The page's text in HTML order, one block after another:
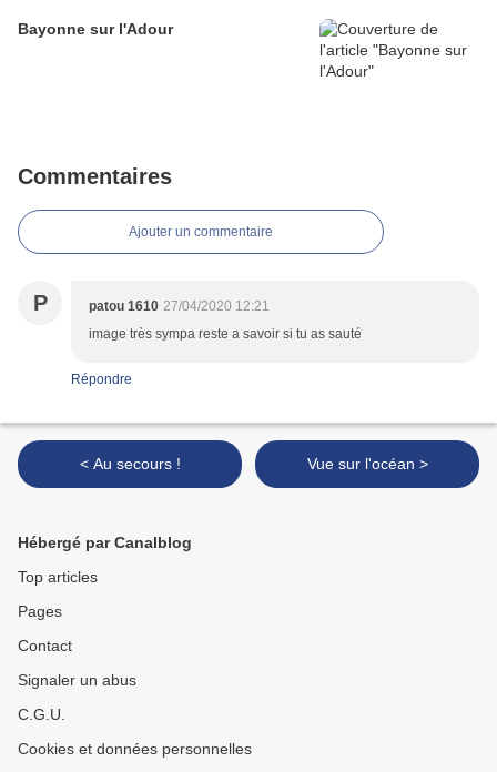
Bayonne sur l'Adour
Commentaires
Ajouter un commentaire
P patou 1610 27/04/2020 12:21
image très sympa reste a savoir si tu as sauté
Répondre
< Au secours ! Vue sur l'océan >
Hébergé par Canalblog
Top articles
Pages
Contact
Signaler un abus
C.G.U.
Cookies et données personnelles